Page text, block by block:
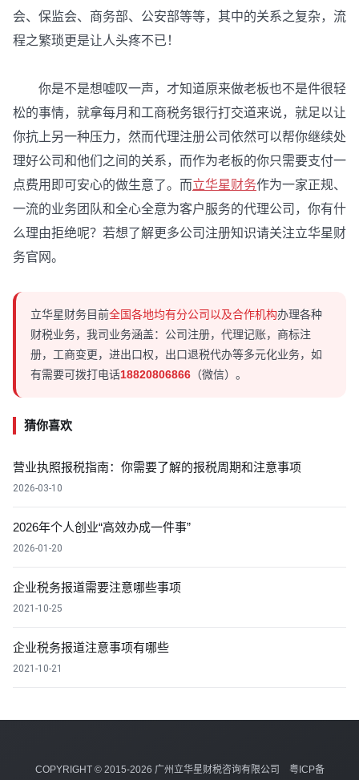
会、保监会、商务部、公安部等等，其中的关系之复杂，流
程之繁琐更是让人头疼不已！
你是不是想嘘叹一声，才知道原来做老板也不是件很轻
松的事情，就拿每月和工商税务银行打交道来说，就足以让
你抗上另一种压力，然而代理注册公司依然可以帮你继续处
理好公司和他们之间的关系，而作为老板的你只需要支付一
点费用即可安心的做生意了。而立华星财务作为一家正规、
一流的业务团队和全心全意为客户服务的代理公司，你有什
么理由拒绝呢？若想了解更多公司注册知识请关注立华星财
务官网。
立华星财务目前全国各地均有分公司以及合作机构办理各种
财税业务，我司业务涵盖：公司注册，代理记账，商标注
册，工商变更，进出口权，出口退税代办等多元化业务，如
有需要可拨打电话18820806866 （微信）。
猜你喜欢
营业执照报税指南：你需要了解的报税周期和注意事项
2026-03-10
2026年个人创业“高效办成一件事”
2026-01-20
企业税务报道需要注意哪些事项
2021-10-25
企业税务报道注意事项有哪些
2021-10-21
COPYRIGHT © 2015-2026 广州立华星财税咨询有限公司 粤ICP备